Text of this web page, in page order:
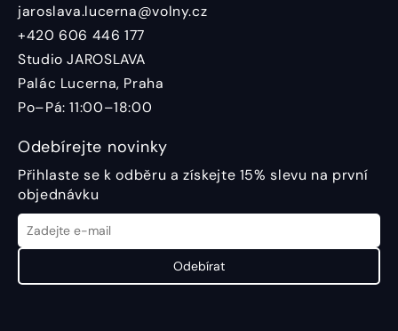
jaroslava.lucerna@volny.cz
+420 606 446 177
Studio JAROSLAVA
Palác Lucerna, Praha
Po–Pá: 11:00–18:00
Odebírejte novinky
Přihlaste se k odběru a získejte 15% slevu na první
objednávku
Odebírat